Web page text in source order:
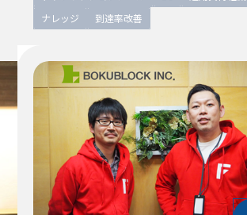
ナレッジ
到達率改善
ナレッジ
到達率改善